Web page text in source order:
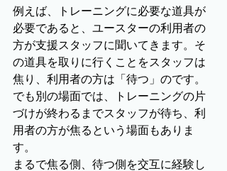
例えば、トレーニングに必要な道具が
必要であると、ユースターの利用者の
方が支援スタッフに聞いてきます。そ
の道具を取りに行くことをスタッフは
焦り、利用者の方は「待つ」のです。
でも別の場面では、トレーニングの片
づけが終わるまでスタッフが待ち、利
用者の方が焦るという場面もありま
す。
まるで焦る側、待つ側を交互に経験し